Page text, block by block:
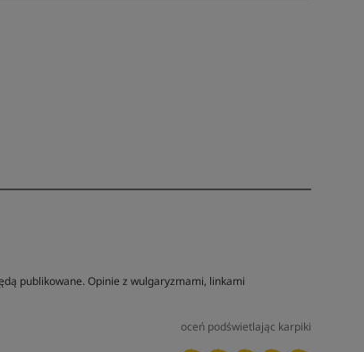
publikowane. Opinie z wulgaryzmami, linkami
oceń podświetlając karpiki